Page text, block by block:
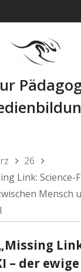
26
Link: Science-
Mensch
– der